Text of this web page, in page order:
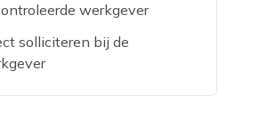
werkgever
solliciteren bij de